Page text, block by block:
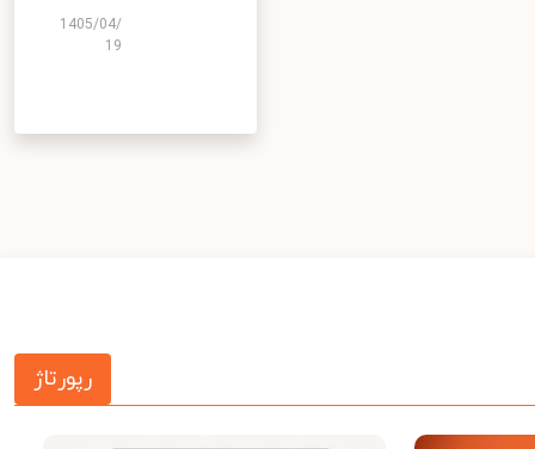
1405/04/
19
رپورتاژ